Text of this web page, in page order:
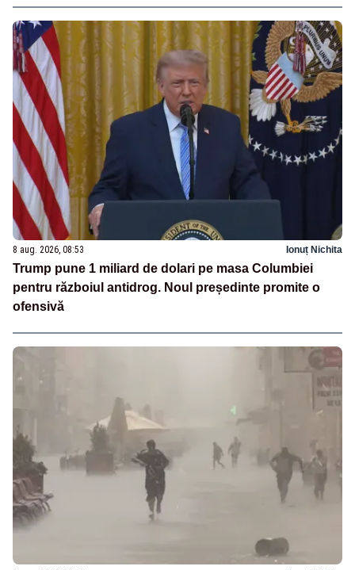
8 aug. 2026, 08:53 Ionuț Nichita
Trump pune 1 miliard de dolari pe masa Columbiei
pentru războiul antidrog. Noul președinte promite o
ofensivă